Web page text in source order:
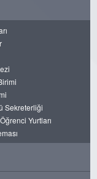
Sekreterliği
Yurtları